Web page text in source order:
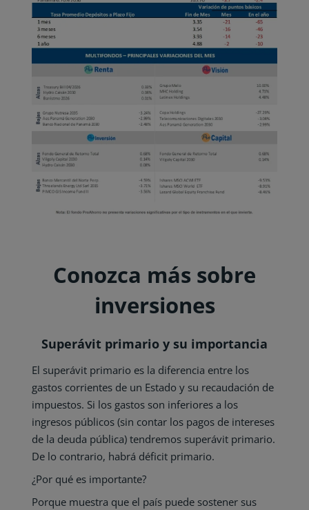
Conozca más sobre
inversiones
Superávit primario y su importancia
El superávit primario es la diferencia entre los
gastos corrientes de un Estado y su recaudación de
impuestos. Si los gastos son inferiores a los
ingresos públicos (sin contar los pagos de intereses
de la deuda pública) tendremos superávit primario.
De lo contrario, habrá déficit primario.
¿Por qué es importante?
Porque muestra que el país puede sostener sus